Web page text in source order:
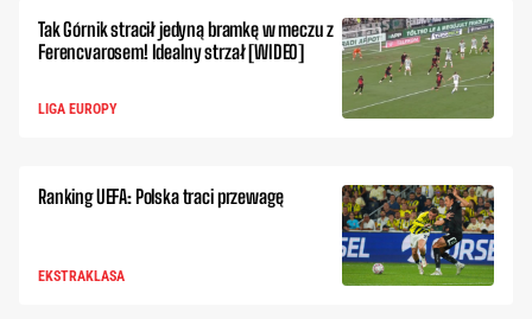
Tak Górnik stracił jedyną bramkę w meczu z
Ferencvarosem! Idealny strzał [WIDEO]
LIGA EUROPY
Ranking UEFA: Polska traci przewagę
EKSTRAKLASA